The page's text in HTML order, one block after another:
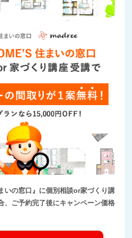
いの窓口』に個別相談or家づくり講
、ご予約完了後にキャンペーン価格